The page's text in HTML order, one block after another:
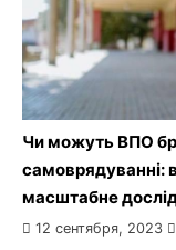
Чи можуть ВПО
самоврядуванні:
масштабне
12 сентября, 2023